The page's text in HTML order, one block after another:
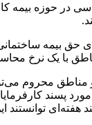
در حوزه
حق بیمه
با یک نرخ
و مناطق محروم
پسند
توانستند